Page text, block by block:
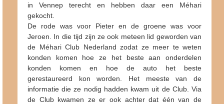
in Vennep terecht en hebben daar een Méhari
gekocht.
De rode was voor Pieter en de groene was voor
Jeroen. In die tijd zijn ze ook meteen lid geworden van
de Méhari Club Nederland zodat ze meer te weten
konden komen hoe ze het beste aan onderdelen
konden komen en hoe de auto het beste
gerestaureerd kon worden. Het meeste van de
informatie die ze nodig hadden kwam uit de Club. Via
de Club kwamen ze er ook achter dat één van de